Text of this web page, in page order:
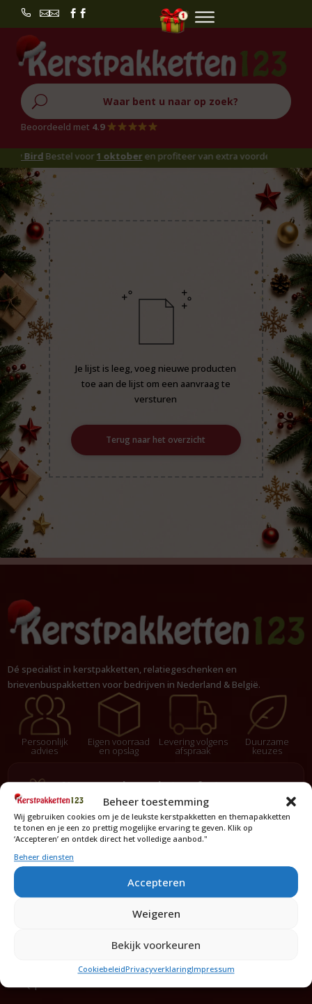
Beheer toestemming
Wij gebruiken cookies om je de leukste kerstpakketten en themapakketten
te tonen en je een zo prettig mogelijke ervaring te geven. Klik op
‘Accepteren’ en ontdek direct het volledige aanbod."
Beheer diensten
Accepteren
Weigeren
Bekijk voorkeuren
CookiebeleidPrivacyverklaringImpressum
 
U
Beoordeeld met 4.9
BirdBestel voor1 oktoberen profiteer van extra voordeel!
Je lijst is leeg, voeg nieuwe producten
toe aan de lijst om een aanvraag te
versturen
Terug naar het overzicht
Dé specialist in kerstpakketten, relatiegeschenken en
brievenbuspakketten voor bedrijven in Nederland & België.
Persoonlijk
advies
Eigen voorraad
en opslag
Levering volgens
afspraak
Duurzame
keuzes
Nog op zoek naar het perfecte
kerstpakket voor uw organisatie
Vraag vrijblijvend een voorstel op maat aan.